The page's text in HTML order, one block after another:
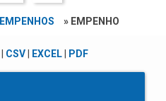
EMPENHOS » EMPENHO
CSV| EXCEL| PDF